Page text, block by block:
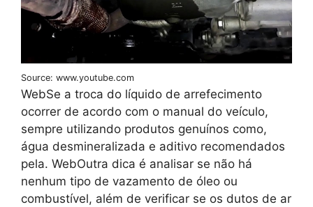
Source: www.youtube.com
WebSe a troca do líquido de arrefecimento
ocorrer de acordo com o manual do veículo,
sempre utilizando produtos genuínos como,
água desmineralizada e aditivo recomendados
pela. WebOutra dica é analisar se não há
nenhum tipo de vazamento de óleo ou
combustível, além de verificar se os dutos de ar